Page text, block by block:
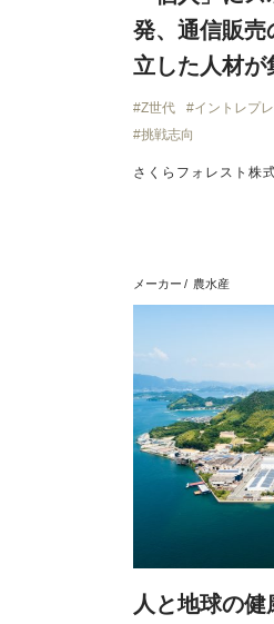
発、通信販売
立した人材が
Z世代 イントレプ
挑戦志向
さくらフォレスト株
メーカー 農水産
人と地球の